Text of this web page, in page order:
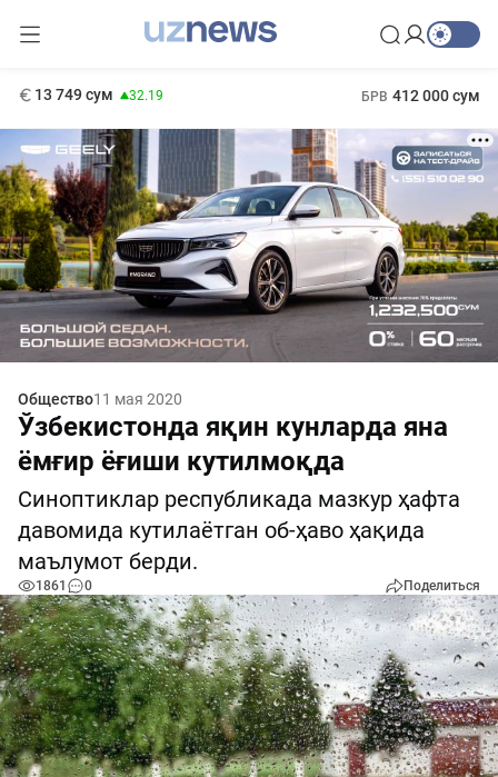
13 749 сум 32.19 БРВ 412 000 сум
Общество11 мая 2020
Ўзбекистонда яқин кунларда яна
ёмғир ёғиши кутилмоқда
Синоптиклар республикада мазкур ҳафта
давомида кутилаётган об-ҳаво ҳақида
маълумот берди.
1861 0 Поделиться